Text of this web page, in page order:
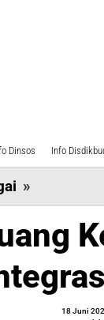
Dinsos Info
»
Tata
Ruang
ATR/BPN
Tekankan
18 Juni